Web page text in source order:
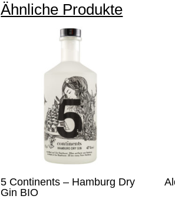
Ähnliche Produkte
5 Continents – Hamburg Dry
Gin BIO